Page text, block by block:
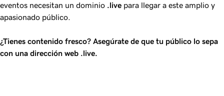
eventos necesitan un dominio .live para llegar a este amplio y
apasionado público.
¿Tienes contenido fresco? Asegúrate de que tu público lo sepa
con una dirección web .live.